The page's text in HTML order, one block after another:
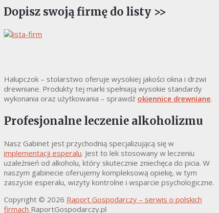
Dopisz swoją firmę do listy >>
Halupczok – stolarstwo oferuje wysokiej jakości okna i drzwi
drewniane. Produkty tej marki spełniają wysokie standardy
wykonania oraz użytkowania – sprawdź okiennice drewniane.
Profesjonalne leczenie alkoholizmu
Nasz Gabinet jest przychodnią specjalizującą się w
implementacji esperalu. Jest to lek stosowany w leczeniu
uzależnień od alkoholu, który skutecznie zniechęca do picia. W
naszym gabinecie oferujemy kompleksową opiekę, w tym
zaszycie esperalu, wizyty kontrolne i wsparcie psychologiczne.
Copyright © 2026 Raport Gospodarczy – serwis o polskich
firmach RaportGospodarczy.pl